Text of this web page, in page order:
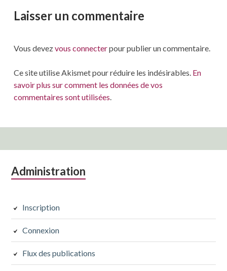
Laisser un commentaire
Vous devezvous connecterpour publier un commentaire.
Ce site utilise Akismet pour réduire les indésirables. En
savoir plus sur comment les données de vos
commentaires sont utilisées.
Colonne
subsidiaire
Administration
Inscription
Connexion
Flux des publications